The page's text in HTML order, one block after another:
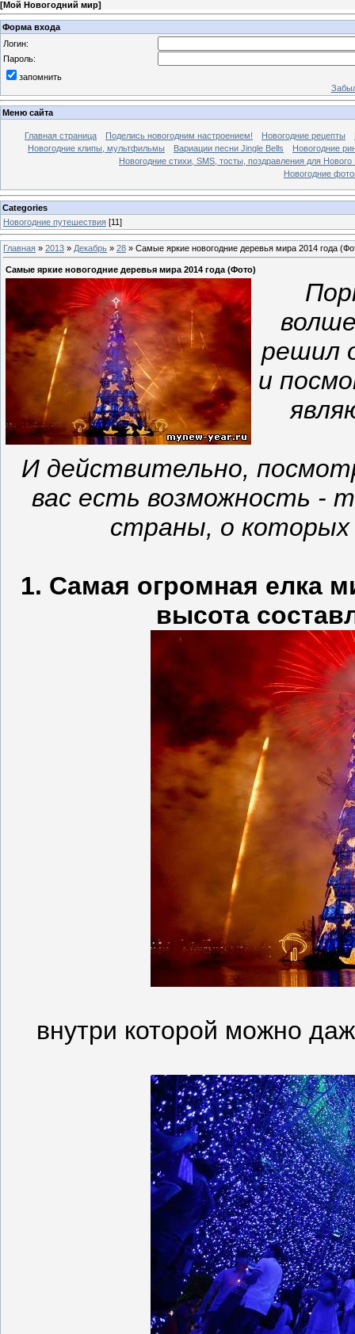
[Мой Новогодний мир]
Форма входа
Логин:
Пароль:
запомнить
Меню сайта
Главная страница Поделись новогодним настроением! Новогодние рецепты
Новогодние клипы, мультфильмы
Вариации песни Jingle Bells
Новогодние
Новогодние стихи, SMS, тосты, поздравления для
Новогодние
Categories
Новогодние путешествия [11]
Главная » 2013 » Декабрь » 28 » Самые яркие новогодние деревья мира 2014 года
Самые яркие новогодние деревья мира 2014 года (Фото)
решил
и
И действительно,
вас есть возможность -
страны, о которых
1. Самая огромная елка
высота
внутри которой можно